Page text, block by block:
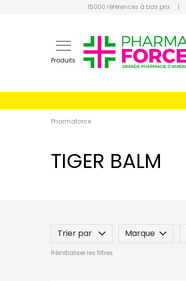
15000 références à bas prix |
Produits
Pharmaforce
TIGER BALM
Trier par Marque
Posez une question
Réinitialiser les filtres